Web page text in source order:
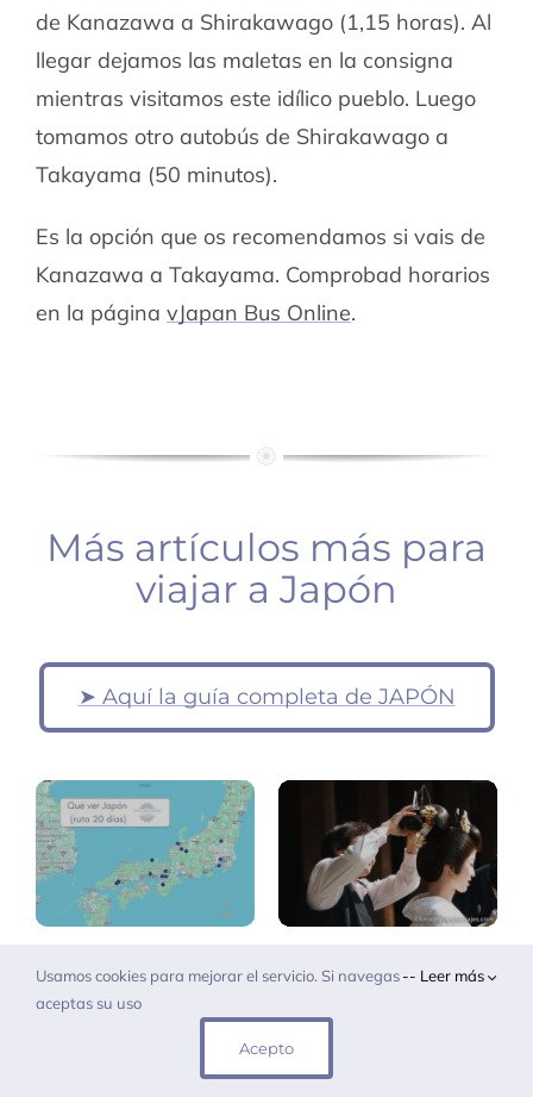
de Kanazawa a Shirakawago (1,15 horas). Al
llegar dejamos las maletas en la consigna
mientras visitamos este idílico pueblo. Luego
tomamos otro autobús de Shirakawago a
Takayama (50 minutos).
Es la opción que os recomendamos si vais de
Kanazawa a Takayama. Comprobad horarios
en la página vJapan Bus Online.
Más artículos más para
viajar a Japón
➤ Aquí la guía completa de JAPÓN
Japon
(ruta
días)
Tokio:
insólitos
Japón:
que.ver
Kanazawa:
jardín
Kenrokuen
que.ver
Usamos cookies para mejorar el servicio. Si navegas
aceptas su uso
-- Leer más
Acepto